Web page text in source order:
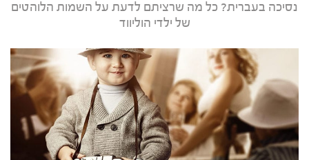
נסיכה בעברית? כל מה שרציתם לדעת על השמות הלוהטים
של ילדי הוליווד